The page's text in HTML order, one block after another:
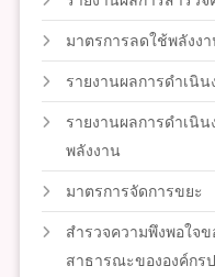
มาตรการลดใช้พลังง
รายงานผลการดำเนิ
รายงานผลการดำเนิ
พลังงาน
มาตรการจัดการขยะ
สำรวจความพึงพอใจ
สาธารณะขององค์กร